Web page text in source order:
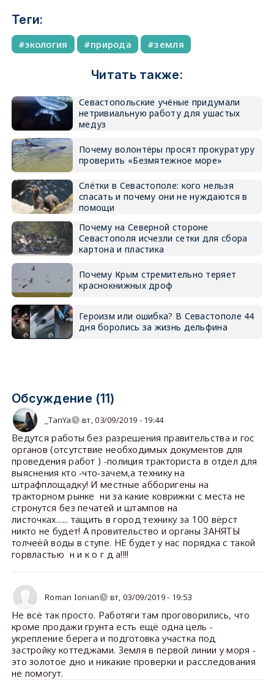
Теги:
экология природа земля
Читать также:
Севастопольские учёные придумали
нетривиальную работу для ушастых
медуз
Почему волонтёры просят прокуратуру
проверить «Безмятежное море»
Слётки в Севастополе: кого нельзя
спасать и почему они не нуждаются в
помощи
Почему на Северной стороне
Севастополя исчезли сетки для сбора
картона и пластика
Почему Крым стремительно теряет
краснокнижных дроф
Героизм или ошибка? В Севастополе 44
дня боролись за жизнь дельфина
Обсуждение (11)
_TanYa вт, 03/09/2019 - 19:44
Ведутся работы без разрешения правительства и гос
органов (отсутствие необходимых документов для
проведения работ ) -полиция тракториста в отдел для
выяснения кто -что-зачем,а технику на
штрафплощадку! И местные абборигены на
тракторном рынке ни за какие коврижки с места не
стронутся без печатей и штампов на
листочках...... тащить в город технику за 100 вёрст
никто не будет! А провительство и органы ЗАНЯТЫ
толчеёй воды в ступе. НЕ будет у нас порядка с такой
горвластью н и к о г д а!!!!
Roman Ionian вт, 03/09/2019 - 19:53
Не всё так просто. Работяги там проговорились, что
кроме продажи грунта есть ещё одна цель -
укрепление берега и подготовка участка под
застройку коттеджами. Земля в первой линии у моря -
это золотое дно и никакие проверки и расследования
не помогут.